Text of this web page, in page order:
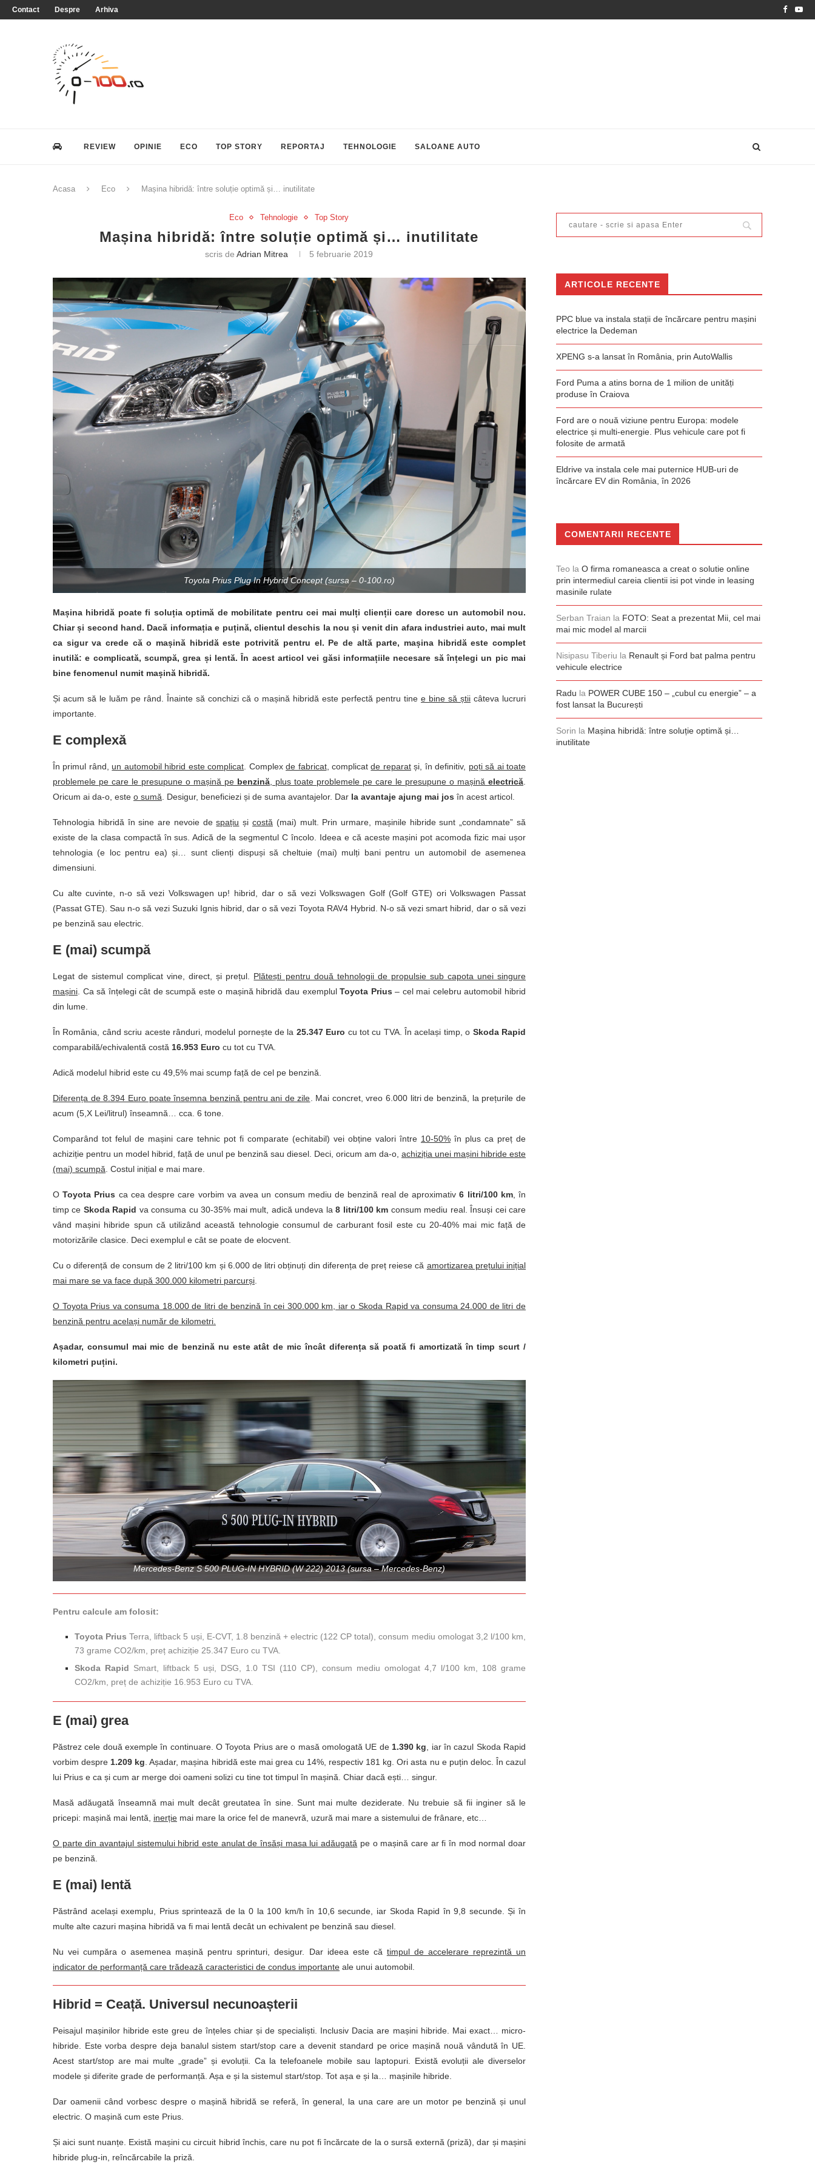
Contact Despre Arhiva
REVIEW OPINIE ECO TOP STORY REPORTAJ TEHNOLOGIE SALOANE AUTO
Acasa Eco Mașina hibridă: între soluție optimă și… inutilitate
Eco Tehnologie Top Story
Mașina hibridă: între soluție optimă și… inutilitate
scris deAdrian Mitrea 5 februarie 2019
Toyota Prius Plug In Hybrid Concept (sursa – 0-100.ro)
Mașina hibridă poate fi soluția optimă de mobilitate pentru cei mai mulți clienții care doresc un automobil nou.
Chiar și second hand. Dacă informația e puțină, clientul deschis la nou și venit din afara industriei auto, mai mult
ca sigur va crede că o mașină hibridă este potrivită pentru el. Pe de altă parte, mașina hibridă este complet
inutilă: e complicată, scumpă, grea și lentă. În acest articol vei găsi informațiile necesare să înțelegi un pic mai
bine fenomenul numit mașină hibridă.
Și acum să le luăm pe rând. Înainte să conchizi că o mașină hibridă este perfectă pentru tine e bine să știi câteva lucruri
importante.
E complexă
În primul rând, un automobil hibrid este complicat. Complexde fabricat, complicatde reparatși, în definitiv, poți să ai toate
problemele pe care le presupune o mașină pe benzină, plus toate problemele pe care le presupune o mașină electrică.
Oricum ai da-o, este o sumă. Desigur, beneficiezi și de suma avantajelor. Dar la avantaje ajung mai jos în acest articol.
Tehnologia hibridă în sine are nevoie despațiu șicostă (mai) mult. Prin urmare, mașinile hibride sunt „condamnate” să
existe de la clasa compactă în sus. Adică de la segmentul C încolo. Ideea e că aceste mașini pot acomoda fizic mai ușor
tehnologia (e loc pentru ea) și… sunt clienți dispuși să cheltuie (mai) mulți bani pentru un automobil de asemenea
dimensiuni.
Cu alte cuvinte, n-o să vezi Volkswagen up! hibrid, dar o să vezi Volkswagen Golf (Golf GTE) ori Volkswagen Passat
(Passat GTE). Sau n-o să vezi Suzuki Ignis hibrid, dar o să vezi Toyota RAV4 Hybrid. N-o să vezi smart hibrid, dar o să vezi
pe benzină sau electric.
E (mai) scumpă
Legat de sistemul complicat vine, direct, și prețul. Plătești pentru două tehnologii de propulsie sub capota unei singure
mașini. Ca să înțelegi cât de scumpă este o mașină hibridă dau exemplulToyota Prius – cel mai celebru automobil hibrid
din lume.
În România, când scriu aceste rânduri, modelul pornește de la 25.347 Euro cu tot cu TVA. În același timp, o Skoda Rapid
comparabilă/echivalentă costă 16.953 Euro cu tot cu TVA.
Adică modelul hibrid este cu 49,5% mai scump față de cel pe benzină.
Diferența de 8.394 Euro poate însemna benzină pentru ani de zile. Mai concret, vreo 6.000 litri de benzină, la prețurile de
acum (5,X Lei/litrul) înseamnă… cca. 6 tone.
Comparând tot felul de mașini care tehnic pot fi comparate (echitabil) vei obține valori între 10-50% în plus ca preț de
achiziție pentru un model hibrid, față de unul pe benzină sau diesel. Deci, oricum am da-o, achiziția unei mașini hibride este
(mai) scumpă. Costul inițial e mai mare.
OToyota Prius ca cea despre care vorbim va avea un consum mediu de benzină real de aproximativ6 litri/100 km, în
timp ce Skoda Rapid va consuma cu 30-35% mai mult, adică undeva la8 litri/100 km consum mediu real. Însuși cei care
vând mașini hibride spun că utilizând această tehnologie consumul de carburant fosil este cu 20-40% mai mic față de
motorizările clasice. Deci exemplul e cât se poate de elocvent.
Cu o diferență de consum de 2 litri/100 km și 6.000 de litri obținuți din diferența de preț reiese că amortizarea prețului inițial
mai mare se va face după 300.000 kilometri parcurși.
O Toyota Prius va consuma 18.000 de litri de benzină în cei 300.000 km, iar o Skoda Rapid va consuma 24.000 de litri de
benzină pentru același număr de kilometri.
Așadar, consumul mai mic de benzină nu este atât de mic încât diferența să poată fi amortizată în timp scurt /
kilometri puțini.
Mercedes-Benz S 500 PLUG-IN HYBRID (W 222) 2013 (sursa – Mercedes-Benz)
Pentru calcule am folosit:
Toyota Prius Terra, liftback 5 uși, E-CVT, 1.8 benzină + electric (122 CP total), consum mediu omologat 3,2 l/100 km,
73 grame CO2/km, preț achiziție 25.347 Euro cu TVA.
Skoda Rapid Smart, liftback 5 uși, DSG, 1.0 TSI (110 CP), consum mediu omologat 4,7 l/100 km, 108 grame
CO2/km, preț de achiziție 16.953 Euro cu TVA.
E (mai) grea
Păstrez cele două exemple în continuare. O Toyota Prius are o masă omologată UE de 1.390 kg, iar în cazul Skoda Rapid
vorbim despre1.209 kg. Așadar, mașina hibridă este mai grea cu 14%, respectiv 181 kg. Ori asta nu e puțin deloc. În cazul
lui Prius e ca și cum ar merge doi oameni solizi cu tine tot timpul în mașină. Chiar dacă ești… singur.
Masă adăugată înseamnă mai mult decât greutatea în sine. Sunt mai multe deziderate. Nu trebuie să fii inginer să le
pricepi: mașină mai lentă, inerție mai mare la orice fel de manevră, uzură mai mare a sistemului de frânare, etc…
O parte din avantajul sistemului hibrid este anulat de însăși masa lui adăugată pe o mașină care ar fi în mod normal doar
pe benzină.
E (mai) lentă
Păstrând același exemplu, Prius sprintează de la 0 la 100 km/h în 10,6 secunde, iar Skoda Rapid în 9,8 secunde. Și în
multe alte cazuri mașina hibridă va fi mai lentă decât un echivalent pe benzină sau diesel.
Nu vei cumpăra o asemenea mașină pentru sprinturi, desigur. Dar ideea este că timpul de accelerare reprezintă un
indicator de performanță care trădează caracteristici de condus importante ale unui automobil.
Hibrid = Ceață. Universul necunoașterii
Peisajul mașinilor hibride este greu de înțeles chiar și de specialiști. Inclusiv Dacia are mașini hibride. Mai exact… micro-
hibride. Este vorba despre deja banalul sistem start/stop care a devenit standard pe orice mașină nouă vândută în UE.
Acest start/stop are mai multe „grade” și evoluții. Ca la telefoanele mobile sau laptopuri. Există evoluții ale diverselor
modele și diferite grade de performanță. Așa e și la sistemul start/stop. Tot așa e și la… mașinile hibride.
Dar oamenii când vorbesc despre o mașină hibridă se referă, în general, la una care are un motor pe benzină și unul
electric. O mașină cum este Prius.
Și aici sunt nuanțe. Există mașini cu circuit hibrid închis, care nu pot fi încărcate de la o sursă externă (priză), dar și mașini
hibride plug-in, reîncărcabile la priză.
ARTICOLE RECENTE
PPC blue va instala stații de încărcare pentru mașini
electrice la Dedeman
XPENG s-a lansat în România, prin AutoWallis
Ford Puma a atins borna de 1 milion de unități
produse în Craiova
Ford are o nouă viziune pentru Europa: modele
electrice și multi-energie. Plus vehicule care pot fi
folosite de armată
Eldrive va instala cele mai puternice HUB-uri de
încărcare EV din România, în 2026
COMENTARII RECENTE
Teo la O firma romaneasca a creat o solutie online
prin intermediul careia clientii isi pot vinde in leasing
masinile rulate
Serban Traian la FOTO: Seat a prezentat Mii, cel mai
mai mic model al marcii
Nisipasu Tiberiu la Renault și Ford bat palma pentru
vehicule electrice
Radu la POWER CUBE 150 – „cubul cu energie” – a
fost lansat la București
Sorin la Mașina hibridă: între soluție optimă și…
inutilitate